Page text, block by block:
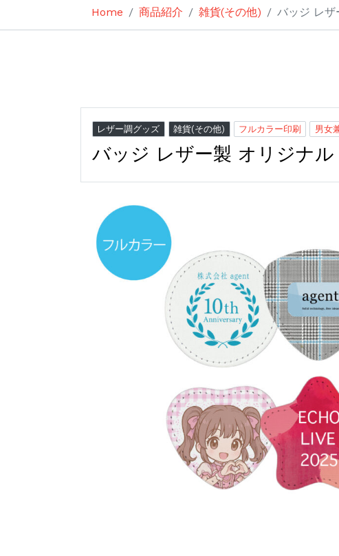
Home 商品紹介 雑貨(その他) バッジ レザ
レザー調グッズ 雑貨(その他) フルカラー印刷 男女
バッジ レザー製 オリジナル